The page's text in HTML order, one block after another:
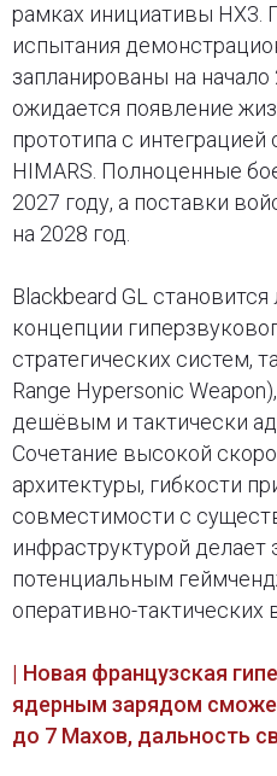
рамках инициативы HX3.
испытания
запланированы на начало
ожидается появление
прототипа с
HIMARS. Полноценные
2027 году, а поставки
на 2028 год.
Blackbeard GL
концепции
стратегических систем,
Range Hypersonic
дешёвым и тактически
Сочетание высокой
архитектуры, гибкости
совместимости с
инфраструктурой делает
потенциальным
оперативно-
| Новая французская
ядерным зарядом
до 7 Махов, дальность